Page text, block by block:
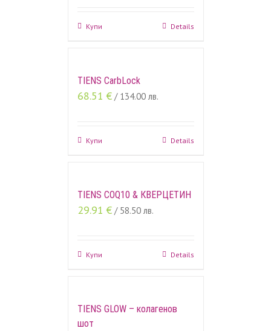
Купи Details
TIENS CarbLock
68.51 € / 134.00 лв.
Купи Details
TIENS COQ10 & КВЕРЦЕТИН
29.91 € / 58.50 лв.
Купи Details
TIENS GLOW – колагенов
шот